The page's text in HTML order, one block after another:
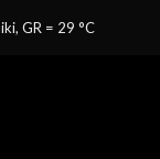
GR = 29 C